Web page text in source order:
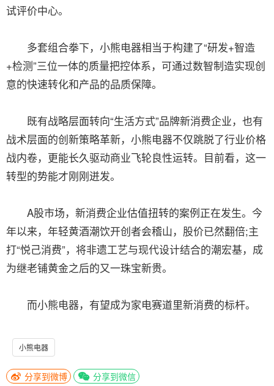
试评价中心。
多套组合拳下，小熊电器相当于构建了“研发+智造
+检测”三位一体的质量把控体系，可通过数智制造实现创
意的快速转化和产品的品质保障。
既有战略层面转向“生活方式”品牌新消费企业，也有
战术层面的创新策略革新，小熊电器不仅跳脱了行业价格
战内卷，更能长久驱动商业飞轮良性运转。目前看，这一
转型的势能才刚刚迸发。
A股市场，新消费企业估值扭转的案例正在发生。今
年以来，年轻黄酒潮饮开创者会稽山，股价已然翻倍;主
打“悦己消费”，将非遗工艺与现代设计结合的潮宏基，成
为继老铺黄金之后的又一珠宝新贵。
而小熊电器，有望成为家电赛道里新消费的标杆。
小熊电器
分享到微博 分享到微信